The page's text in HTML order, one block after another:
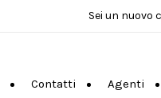
Sei un nuovo
Contatti Agenti